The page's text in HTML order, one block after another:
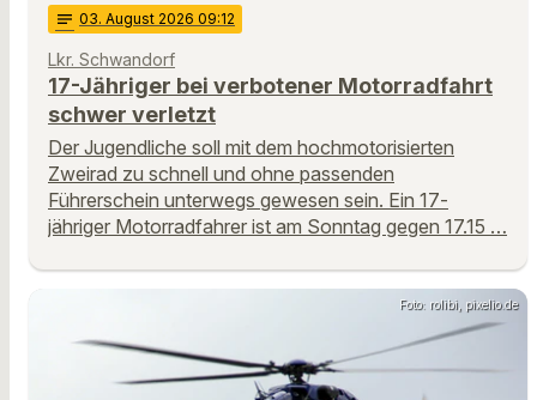
notes 03. August 2026 09:12
Lkr. Schwandorf
17-Jähriger bei verbotener Motorradfahrt
schwer verletzt
Der Jugendliche soll mit dem hochmotorisierten
Zweirad zu schnell und ohne passenden
Führerschein unterwegs gewesen sein. Ein 17-
jähriger Motorradfahrer ist am Sonntag gegen 17.15 …
Foto: rolibi, pixelio.de